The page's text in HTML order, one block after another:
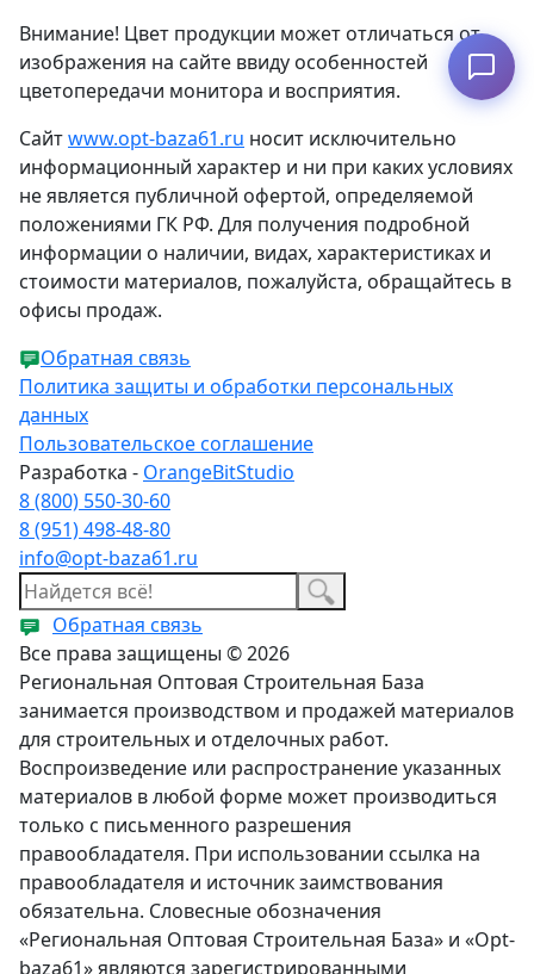
Внимание! Цвет продукции может отличаться от
изображения на сайте ввиду особенностей
цветопередачи монитора и восприятия.
Сайтwww.opt-baza61.ru носит исключительно
информационный характер и ни при каких условиях
не является публичной офертой, определяемой
положениями ГК РФ. Для получения подробной
информации о наличии, видах, характеристиках и
стоимости материалов, пожалуйста, обращайтесь в
офисы продаж.
Обратная связь
Политика защиты и обработки персональных
данных
Пользовательское соглашение
Разработка - OrangeBitStudio
8 (800) 550-30-60
8 (951) 498-48-80
info@opt-baza61.ru
Обратная связь
Все права защищены © 2026
Региональная Оптовая Строительная База
занимается производством и продажей материалов
для строительных и отделочных работ.
Воспроизведение или распространение указанных
материалов в любой форме может производиться
только с письменного разрешения
правообладателя. При использовании ссылка на
правообладателя и источник заимствования
обязательна. Словесные обозначения
«Региональная Оптовая Строительная База» и «Opt-
baza61» являются зарегистрированными
Узнать наличие